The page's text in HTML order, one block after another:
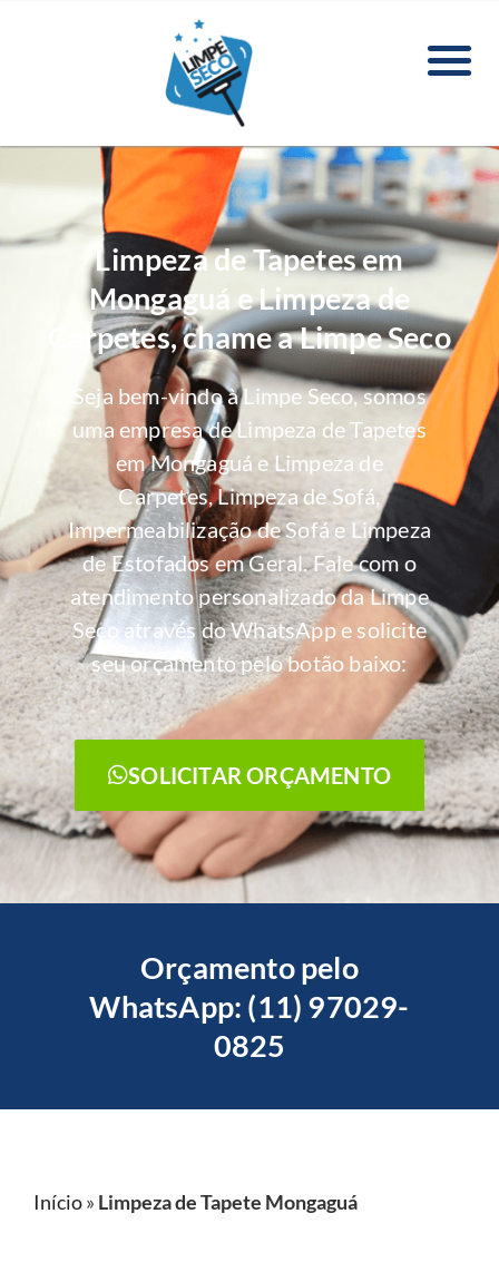
Limpeza de Tapetes em
Mongaguá e Limpeza de
Carpetes, chame a Limpe Seco
Seja bem-vindo à Limpe Seco, somos
uma empresa de Limpeza de Tapetes
em Mongaguá e Limpeza de
Carpetes, Limpeza de Sofá,
Impermeabilização de Sofá e Limpeza
de Estofados em Geral. Fale com o
atendimento personalizado da Limpe
Seco através do WhatsApp e solicite
seu orçamento pelo botão baixo:
SOLICITAR ORÇAMENTO
Orçamento pelo
WhatsApp: (11) 97029-
0825
Início» Limpeza de Tapete Mongaguá